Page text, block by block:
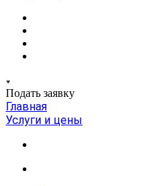
Подать заявку
Главная
Услуги и цены